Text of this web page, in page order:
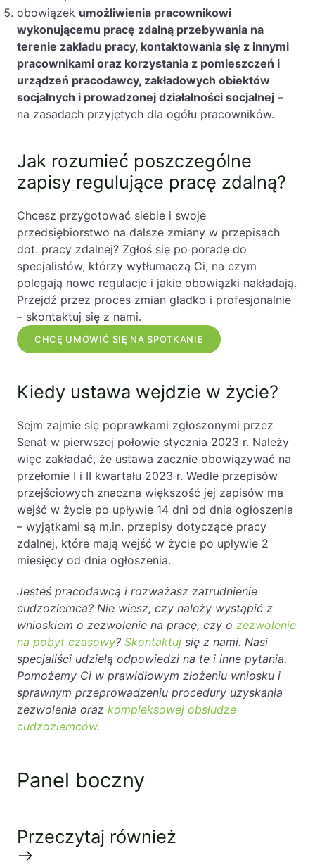
obowiązek umożliwienia pracownikowi
wykonującemu pracę zdalną przebywania na
terenie zakładu pracy, kontaktowania się z innymi
pracownikami oraz korzystania z pomieszczeń i
urządzeń pracodawcy, zakładowych obiektów
socjalnych i prowadzonej działalności socjalnej –
na zasadach przyjętych dla ogółu pracowników.
Jak rozumieć poszczególne
zapisy regulujące pracę zdalną?
Chcesz przygotować siebie i swoje
przedsiębiorstwo na dalsze zmiany w przepisach
dot. pracy zdalnej? Zgłoś się po poradę do
specjalistów, którzy wytłumaczą Ci, na czym
polegają nowe regulacje i jakie obowiązki nakładają.
Przejdź przez proces zmian gładko i profesjonalnie
– skontaktuj się z nami.
CHCĘ UMÓWIĆ SIĘ NA SPOTKANIE
Kiedy ustawa wejdzie w życie?
Sejm zajmie się poprawkami zgłoszonymi przez
Senat w pierwszej połowie stycznia 2023 r. Należy
więc zakładać, że ustawa zacznie obowiązywać na
przełomie I i II kwartału 2023 r. Wedle przepisów
przejściowych znaczna większość jej zapisów ma
wejść w życie po upływie 14 dni od dnia ogłoszenia
– wyjątkami są m.in. przepisy dotyczące pracy
zdalnej, które mają wejść w życie po upływie 2
miesięcy od dnia ogłoszenia.
Jesteś pracodawcą i rozważasz zatrudnienie
cudzoziemca? Nie wiesz, czy należy wystąpić z
wnioskiem o zezwolenie na pracę, czy o zezwolenie
na pobyt czasowy? Skontaktuj się z nami. Nasi
specjaliści udzielą odpowiedzi na te i inne pytania.
Pomożemy Ci w prawidłowym złożeniu wniosku i
sprawnym przeprowadzeniu procedury uzyskania
zezwolenia oraz kompleksowej obsłudze
cudzoziemców.
Panel boczny
Przeczytaj również